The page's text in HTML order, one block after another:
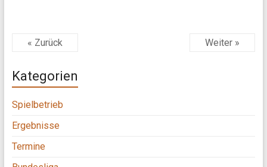
« Zurück Weiter »
Kategorien
Spielbetrieb
Ergebnisse
Termine